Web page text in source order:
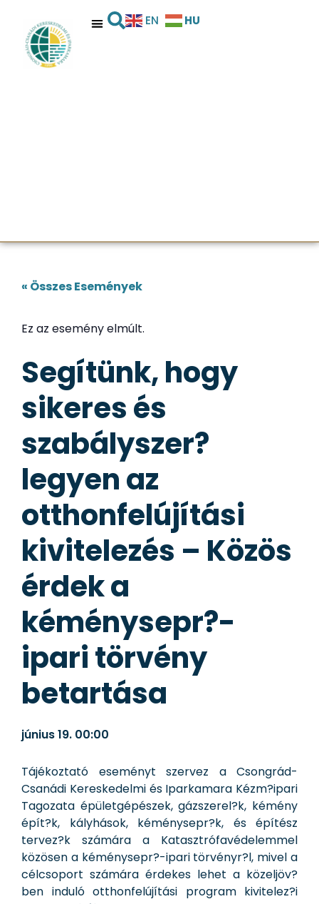
EN HU
« Összes Események
Ez az esemény elmúlt.
Segítünk, hogy
sikeres és
szabályszer?
legyen az
otthonfelújítási
kivitelezés – Közös
érdek a
kéménysepr?-
ipari törvény
betartása
június 19. 00:00
Tájékoztató eseményt szervez a Csongrád-
Csanádi Kereskedelmi és Iparkamara Kézm?ipari
Tagozata épületgépészek, gázszerel?k, kémény
épít?k, kályhások, kéménysepr?k, és építész
tervez?k számára a Katasztrófavédelemmel
közösen a kéménysepr?-ipari törvényr?l, mivel a
célcsoport számára érdekes lehet a közeljöv?
ben induló otthonfelújítási program kivitelez?i